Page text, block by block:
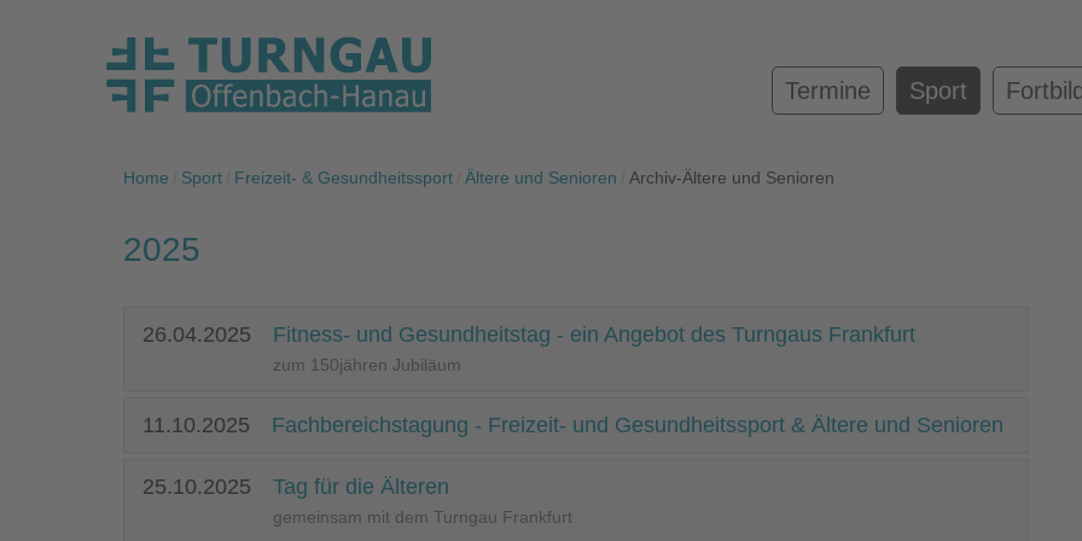
Termine Sport
Home Sport Freizeit- & Gesundheitssport Ältere und Senioren Archiv-Ältere und Senioren
2025
26.04.2025 Fitness- und Gesundheitstag - ein Angebot des Turngaus Frankfurt
zum 150jähren Jubiläum
11.10.2025 Fachbereichstagung - Freizeit- und Gesundheitssport & Ältere und Senioren
25.10.2025 Tag für die Älteren
gemeinsam mit dem Turngau Frankfurt